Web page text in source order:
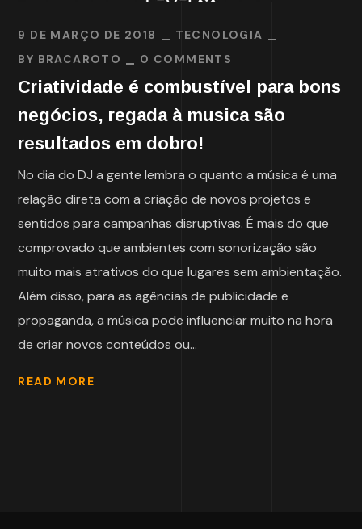
9 DE MARÇO DE 2018
TECNOLOGIA
BY BRACAROTO 0 COMMENTS
Criatividade é combustível para bons
negócios, regada à musica são
resultados em dobro!
No dia do DJ a gente lembra o quanto a música é uma
relação direta com a criação de novos projetos e
sentidos para campanhas disruptivas. É mais do que
comprovado que ambientes com sonorização são
muito mais atrativos do que lugares sem ambientação.
Além disso, para as agências de publicidade e
propaganda, a música pode influenciar muito na hora
de criar novos conteúdos ou...
READ MORE